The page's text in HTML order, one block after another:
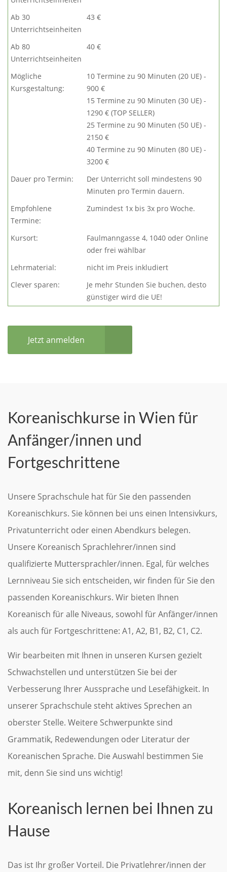
Ab 30
Unterrichtseinheiten
43 €
Ab 80
Unterrichtseinheiten
40 €
Mögliche
Kursgestaltung:
10 Termine zu 90 Minuten (20 UE) -
900 €
15 Termine zu 90 Minuten (30 UE) -
1290 € (TOP SELLER)
25 Termine zu 90 Minuten (50 UE) -
2150 €
40 Termine zu 90 Minuten (80 UE) -
3200 €
Dauer pro Termin:
Der Unterricht soll mindestens 90
Minuten pro Termin dauern.
Empfohlene
Termine:
Zumindest 1x bis 3x pro Woche.
Kursort:
Faulmanngasse 4, 1040 oder Online
oder frei wählbar
Lehrmaterial:
nicht im Preis inkludiert
Clever sparen:
Je mehr Stunden Sie buchen, desto
günstiger wird die UE!
Jetzt anmelden
Koreanischkurse in Wien für
Anfänger/innen und
Fortgeschrittene
Unsere Sprachschule hat für Sie den passenden
Koreanischkurs. Sie können bei uns einen Intensivkurs,
Privatunterricht oder einen Abendkurs belegen.
Unsere Koreanisch Sprachlehrer/innen sind
qualifizierte Muttersprachler/innen. Egal, für welches
Lernniveau Sie sich entscheiden, wir finden für Sie den
passenden Koreanischkurs. Wir bieten Ihnen
Koreanisch für alle Niveaus, sowohl für Anfänger/innen
als auch für Fortgeschrittene: A1, A2, B1, B2, C1, C2.
Wir bearbeiten mit Ihnen in unseren Kursen gezielt
Schwachstellen und unterstützen Sie bei der
Verbesserung Ihrer Aussprache und Lesefähigkeit. In
unserer Sprachschule steht aktives Sprechen an
oberster Stelle. Weitere Schwerpunkte sind
Grammatik, Redewendungen oder Literatur der
Koreanischen Sprache. Die Auswahl bestimmen Sie
mit, denn Sie sind uns wichtig!
Koreanisch lernen bei Ihnen zu
Hause
Das ist Ihr großer Vorteil. Die Privatlehrer/innen der